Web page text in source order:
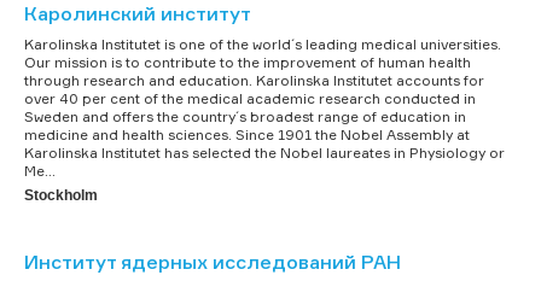
Каролинский институт
Karolinska Institutet is one of the world´s leading medical universities.
Our mission is to contribute to the improvement of human health
through research and education. Karolinska Institutet accounts for
over 40 per cent of the medical academic research conducted in
Sweden and offers the country´s broadest range of education in
medicine and health sciences. Since 1901 the Nobel Assembly at
Karolinska Institutet has selected the Nobel laureates in Physiology or
Me...
Stockholm
Институт ядерных исследований РАН